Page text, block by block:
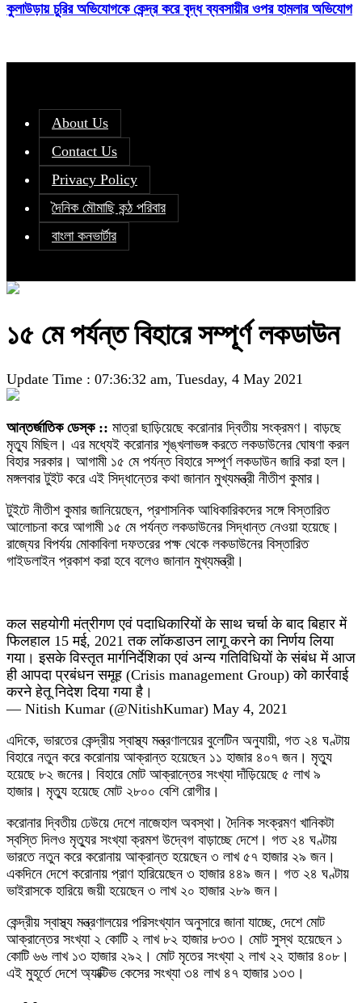
কুলাউড়ায় চুরির অভিযোগকে কেন্দ্র করে বৃদ্ধ ব্যবসায়ীর ওপর হামলার অভিযোগ
About Us
Contact Us
Privacy Policy
দৈনিক মৌমাছি কন্ঠ পরিবার
বাংলা কনভার্টার
১৫ মে পর্যন্ত বিহারে সম্পূর্ণ লকডাউন
Update Time : 07:36:32 am, Tuesday, 4 May 2021
আন্তর্জাতিক ডেস্ক :: মাত্রা ছাড়িয়েছে করোনার দ্বিতীয় সংক্রমণ। বাড়ছে
মৃত্যু মিছিল। এর মধ্যেই করোনার শৃঙ্খলাভঙ্গ করতে লকডাউনের ঘোষণা করল
বিহার সরকার। আগামী ১৫ মে পর্যন্ত বিহারে সম্পূর্ণ লকডাউন জারি করা হল।
মঙ্গলবার টুইট করে এই সিদ্ধান্তের কথা জানান মুখ্যমন্ত্রী নীতীশ কুমার।
টুইটে নীতীশ কুমার জানিয়েছেন, প্রশাসনিক আধিকারিকদের সঙ্গে বিস্তারিত
আলোচনা করে আগামী ১৫ মে পর্যন্ত লকডাউনের সিদ্ধান্ত নেওয়া হয়েছে।
রাজ্যের বিপর্যয় মোকাবিলা দফতরের পক্ষ থেকে লকডাউনের বিস্তারিত
গাইডলাইন প্রকাশ করা হবে বলেও জানান মুখ্যমন্ত্রী।
कल सहयोगी मंत्रीगण एवं पदाधिकारियों के साथ चर्चा के बाद बिहार में
फिलहाल 15 मई, 2021 तक लाॅकडाउन लागू करने का निर्णय लिया
गया। इसके विस्तृत मार्गनिर्देशिका एवं अन्य गतिविधियों के संबंध में आज
ही आपदा प्रबंधन समूह (Crisis management Group) को कार्रवाई
करने हेतू निदेश दिया गया है।
— Nitish Kumar (@NitishKumar) May 4, 2021
এদিকে, ভারতের কেন্দ্রীয় স্বাস্থ্য মন্ত্রণালয়ের বুলেটিন অনুযায়ী, গত ২৪ ঘণ্টায়
বিহারে নতুন করে করোনায় আক্রান্ত হয়েছেন ১১ হাজার ৪০৭ জন। মৃত্যু
হয়েছে ৮২ জনের। বিহারে মোট আক্রান্তের সংখ্যা দাঁড়িয়েছে ৫ লাখ ৯
হাজার। মৃত্যু হয়েছে মোট ২৮০০ বেশি রোগীর।
করোনার দ্বিতীয় ঢেউয়ে দেশে নাজেহাল অবস্থা। দৈনিক সংক্রমণ খানিকটা
স্বস্তি দিলও মৃত্যুর সংখ্যা ক্রমশ উদ্বেগ বাড়াচ্ছে দেশে। গত ২৪ ঘণ্টায়
ভারতে নতুন করে করোনায় আক্রান্ত হয়েছেন ৩ লাখ ৫৭ হাজার ২৯ জন।
একদিনে দেশে করোনায় প্রাণ হারিয়েছেন ৩ হাজার ৪৪৯ জন। গত ২৪ ঘণ্টায়
ভাইরাসকে হারিয়ে জয়ী হয়েছেন ৩ লাখ ২০ হাজার ২৮৯ জন।
কেন্দ্রীয় স্বাস্থ্য মন্ত্রণালয়ের পরিসংখ্যান অনুসারে জানা যাচ্ছে, দেশে মোট
আক্রান্তের সংখ্যা ২ কোটি ২ লাখ ৮২ হাজার ৮৩৩। মোট সুস্থ হয়েছেন ১
কোটি ৬৬ লাখ ১৩ হাজার ২৯২। মোট মৃতের সংখ্যা ২ লাখ ২২ হাজার ৪০৮।
এই মুহূর্তে দেশে অ্যাক্টিভ কেসের সংখ্যা ৩৪ লাখ ৪৭ হাজার ১৩৩।